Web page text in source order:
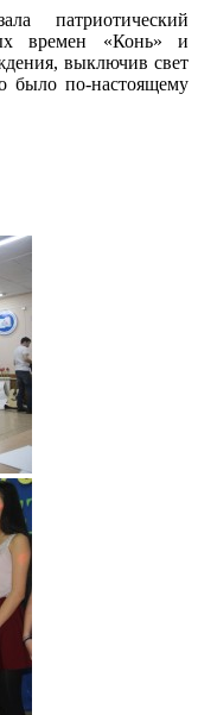
патриотический
времен «Конь» и
выключив свет
было по-настоящему